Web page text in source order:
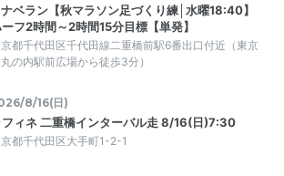
ベラン【秋マラソン足づくり練│水曜18:40】
フ2時間～2時間15分目標【単発】
都千代田区千代田線二重橋前駅6番出口付近（東京
の内駅前広場から徒歩3分）
8/16(日)
フィネ 二重橋インターバル走 8/16(日)7:30
都千代田区大手町1-2-1